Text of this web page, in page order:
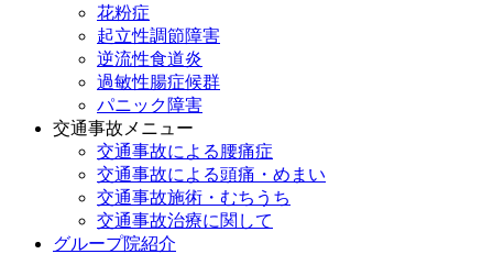
花粉症
起立性調節障害
逆流性食道炎
過敏性腸症候群
パニック障害
交通事故メニュー
交通事故による腰痛症
交通事故による頭痛・めまい
交通事故施術・むちうち
交通事故治療に関して
グループ院紹介